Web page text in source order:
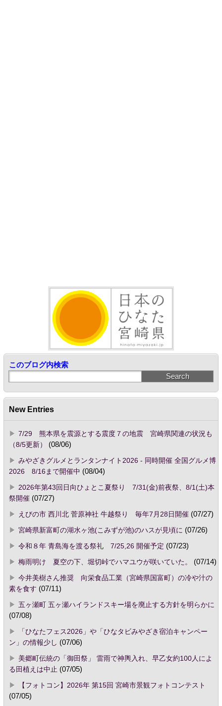
このブログ内検索
New Entries
7/29 熊本県を震源とする震度７の地震 宮崎県関連の状況も
（8/5更新）
(08/06)
みやざきグルメとランタンナイト2026 - 同時開催 全国グルメ博
2026 8/16まで開催中 (08/04)
2026年第43回日向ひょとこ夏祭り 7/31(金)前夜祭、8/1(土)本
祭開催(07/27)
えびの市 西川北 菅原神社 牛越祭り 毎年7月28日開催(07/27)
宮崎県新富町の湖水ヶ池(こみずが池)のハスが見頃に (07/26)
令和８年 青島海を渡る祭礼 7/25,26 開催予定 (07/23)
梅雨明け 夏空の下、堀切峠でハマユウが咲いていた。
(07/14)
今井美樹さん推奨 向栄食品工業（宮崎県国富町）の冷や汁の
素を食す (07/11)
五ヶ瀬町 五ヶ瀬ハイランドスキー場を廃止する方針を明らかに
(07/08)
「ひなたフェス2026」や「ひなタビみやざき宿泊キャンペー
ン」の情報少し (07/06)
美郷町伝統の「御田祭」 雷雨で神輿入れ、早乙女約100人によ
る田植えは中止 (07/05)
【フォトコン】2026年 第15回 宮崎市景観フォトコンテスト
(07/05)